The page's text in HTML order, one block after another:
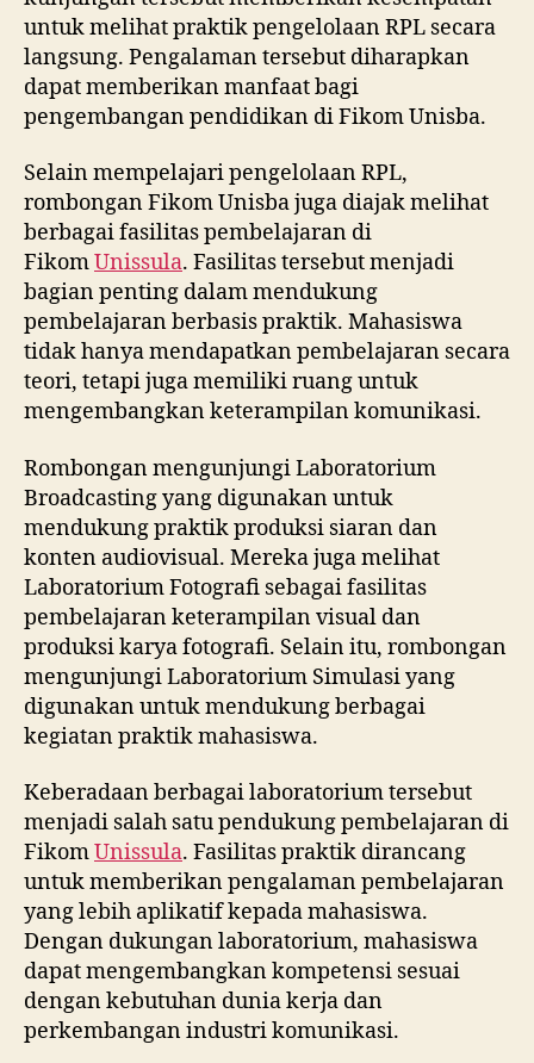
untuk melihat praktik pengelolaan RPL secara
langsung. Pengalaman tersebut diharapkan
dapat memberikan manfaat bagi
pengembangan pendidikan di Fikom Unisba.
Selain mempelajari pengelolaan RPL,
rombongan Fikom Unisba juga diajak melihat
berbagai fasilitas pembelajaran di
FikomUnissula. Fasilitas tersebut menjadi
bagian penting dalam mendukung
pembelajaran berbasis praktik. Mahasiswa
tidak hanya mendapatkan pembelajaran secara
teori, tetapi juga memiliki ruang untuk
mengembangkan keterampilan komunikasi.
Rombongan mengunjungi Laboratorium
Broadcasting yang digunakan untuk
mendukung praktik produksi siaran dan
konten audiovisual. Mereka juga melihat
Laboratorium Fotografi sebagai fasilitas
pembelajaran keterampilan visual dan
produksi karya fotografi. Selain itu, rombongan
mengunjungi Laboratorium Simulasi yang
digunakan untuk mendukung berbagai
kegiatan praktik mahasiswa.
Keberadaan berbagai laboratorium tersebut
menjadi salah satu pendukung pembelajaran di
FikomUnissula. Fasilitas praktik dirancang
untuk memberikan pengalaman pembelajaran
yang lebih aplikatif kepada mahasiswa.
Dengan dukungan laboratorium, mahasiswa
dapat mengembangkan kompetensi sesuai
dengan kebutuhan dunia kerja dan
perkembangan industri komunikasi.